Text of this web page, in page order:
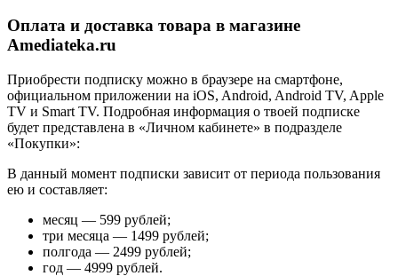
Оплата и доставка товара в магазине
Amediateka.ru
Приобрести подписку можно в браузере на смартфоне,
официальном приложении на iOS, Android, Android TV, Apple
TV и Smart TV. Подробная информация о твоей подписке
будет представлена в «Личном кабинете» в подразделе
«Покупки»:
В данный момент подписки зависит от периода пользования
ею и составляет:
месяц — 599 рублей;
три месяца — 1499 рублей;
полгода — 2499 рублей;
год — 4999 рублей.